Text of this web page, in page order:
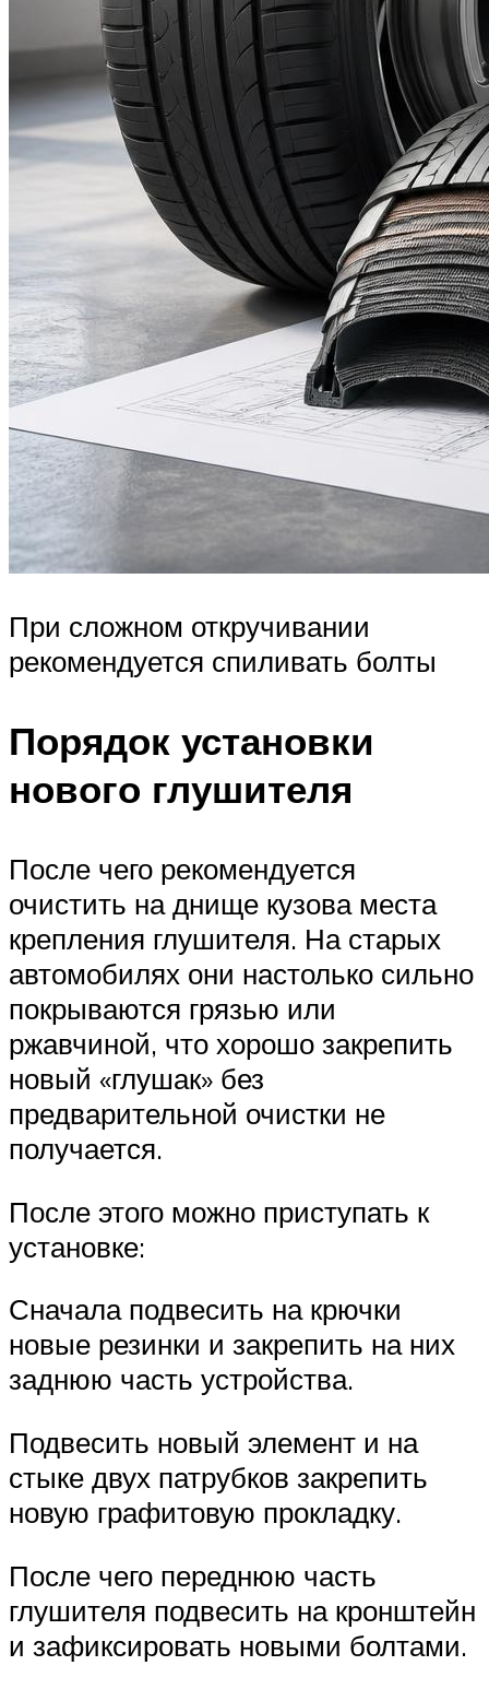
При сложном откручивании
рекомендуется спиливать болты
Порядок установки
нового глушителя
После чего рекомендуется
очистить на днище кузова места
крепления глушителя. На старых
автомобилях они настолько сильно
покрываются грязью или
ржавчиной, что хорошо закрепить
новый «глушак» без
предварительной очистки не
получается.
После этого можно приступать к
установке:
Сначала подвесить на крючки
новые резинки и закрепить на них
заднюю часть устройства.
Подвесить новый элемент и на
стыке двух патрубков закрепить
новую графитовую прокладку.
После чего переднюю часть
глушителя подвесить на кронштейн
и зафиксировать новыми болтами.